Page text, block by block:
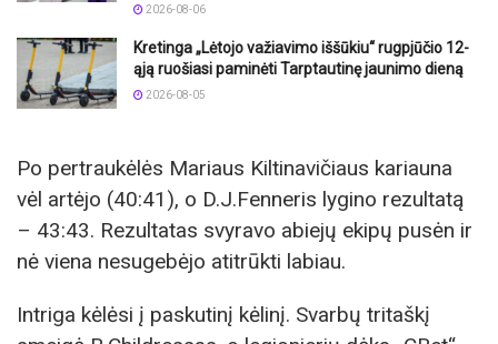
2026-08-06
Kretinga „Lėtojo važiavimo iššūkiu“ rugpjūčio 12-
ąją ruošiasi paminėti Tarptautinę jaunimo dieną
2026-08-05
Po pertraukėlės Mariaus Kiltinavičiaus kariauna
vėl artėjo (40:41), o D.J.Fenneris lygino rezultatą
– 43:43. Rezultatas svyravo abiejų ekipų pusėn ir
nė viena nesugebėjo atitrūkti labiau.
Intriga kėlėsi į paskutinį kėlinį. Svarbų tritaškį